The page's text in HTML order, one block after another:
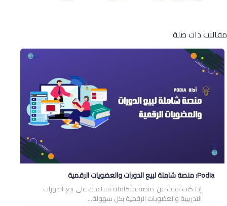
دات صلة
Podia: منصة شاملة لبيع الدورات والعضويات الرقمية
إذا كنت تبحث عن منصة متكاملة تساعدك على بيع الدورات
التدريبية والعضويات الرقمية بكل سهولة…